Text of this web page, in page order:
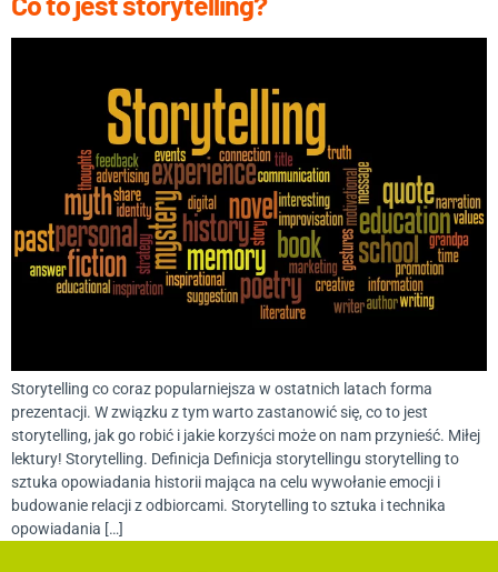
Storytelling co coraz popularniejsza w ostatnich latach forma
prezentacji. W związku z tym warto zastanowić się, co to jest
storytelling, jak go robić i jakie korzyści może on nam przynieść. Miłej
lektury! Storytelling. Definicja Definicja storytellingu storytelling to
sztuka opowiadania historii mająca na celu wywołanie emocji i
budowanie relacji z odbiorcami. Storytelling to sztuka i technika
opowiadania […]